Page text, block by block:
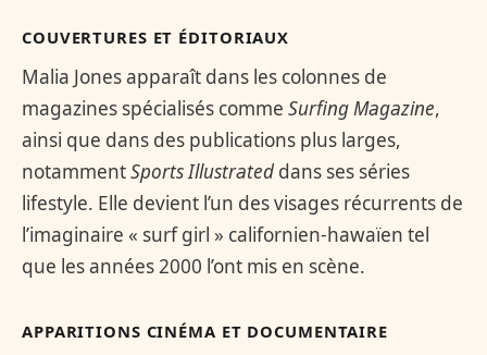
COUVERTURES ET ÉDITORIAUX
Malia Jones apparaît dans les colonnes de
magazines spécialisés comme Surfing Magazine,
ainsi que dans des publications plus larges,
notammentSports Illustrateddans ses séries
lifestyle. Elle devient l’un des visages récurrents de
l’imaginaire « surf girl » californien-hawaïen tel
que les années 2000 l’ont mis en scène.
APPARITIONS CINÉMA ET DOCUMENTAIRE